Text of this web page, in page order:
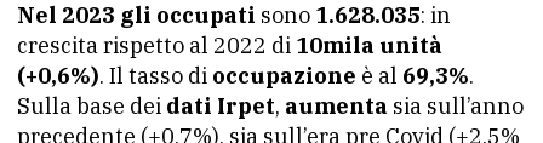
Nel 2023 gli occupati sono 1.628.035: in
crescita rispetto al 2022 di 10mila unità
(+0,6%). Il tasso di occupazione è al 69,3%.
Sulla base dei dati Irpet, aumenta sia sull’anno
precedente (+0,7%), sia sull’era pre Covid (+2,5%